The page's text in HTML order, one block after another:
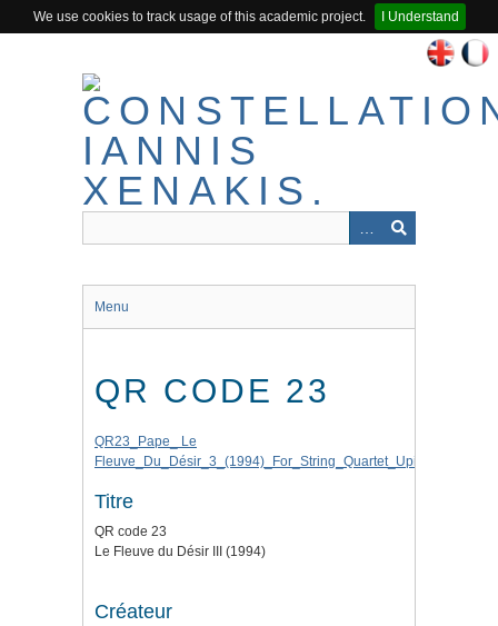
We use cookies to track usage of this academic project.
I Understand
Menu
QR CODE 23
QR23_Pape_ Le
Fleuve_Du_Désir_3_(1994)_For_String_Quartet_Upic.mp3
Titre
QR code 23
Le Fleuve du Désir III (1994)
Créateur